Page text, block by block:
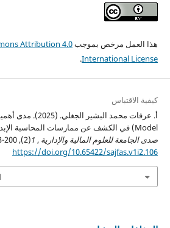
هذا العمل مرخص بموجبAttribution 4.0
International License
.
كيفية الاقتباس
Model) في الكشف عن ممارسات المحاسبة الإبداعية في المصارف.
صدى الجامعة للعلوم المالية والإدارية ,
1
(2), 200-213.
https://doi.org/10.65422/sajfas.v1i2.106